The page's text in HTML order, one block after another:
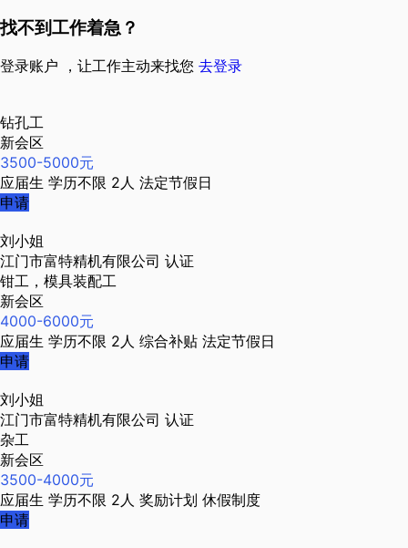
找不到工作着急？
登录账户 ，让工作主动来找您 去登录
钻孔工
新会区
3500-5000元
应届生 学历不限 2人 法定节假日
申请
刘小姐
江门市富特精机有限公司 认证
钳工，模具装配工
新会区
4000-6000元
应届生 学历不限 2人 综合补贴 法定节假日
申请
刘小姐
江门市富特精机有限公司 认证
杂工
新会区
3500-4000元
应届生 学历不限 2人 奖励计划 休假制度
申请